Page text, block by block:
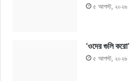
৫ আগস্ট, ২০২৬
‘ওদের গুলি করো’
৫ আগস্ট, ২০২৬